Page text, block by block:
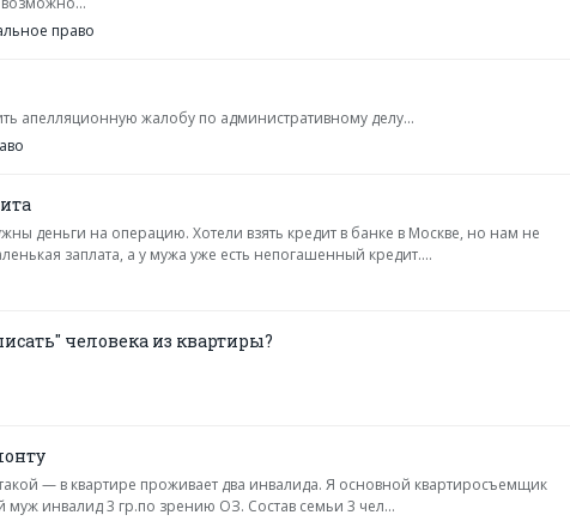
право
апелляционную жалобу по административному делу...
деньги на операцию. Хотели взять кредит в банке в Москве, но нам не
заплата, а у мужа уже есть непогашенный кредит....
человека из квартиры?
— в квартире проживает два инвалида. Я основной квартиросъемщик
муж инвалид 3 гр.по зрению ОЗ. Состав семьи 3 чел...